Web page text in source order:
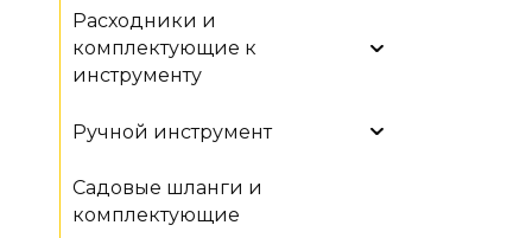
Расходники и
комплектующие к
инструменту
Ручной инструмент
Садовые шланги и
комплектующие